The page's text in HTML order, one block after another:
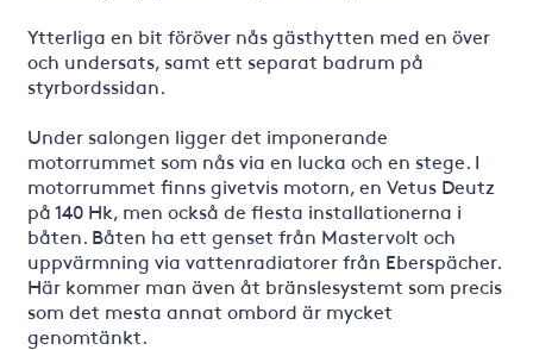
Ytterliga en bit föröver nås gästhytten med en över
och undersats, samt ett separat badrum på
styrbordssidan.
Under salongen ligger det imponerande
motorrummet som nås via en lucka och en stege. I
motorrummet finns givetvis motorn, en Vetus Deutz
på 140 Hk, men också de flesta installationerna i
båten. Båten ha ett genset från Mastervolt och
uppvärmning via vattenradiatorer från Eberspächer.
Här kommer man även åt bränslesystemt som precis
som det mesta annat ombord är mycket
genomtänkt.